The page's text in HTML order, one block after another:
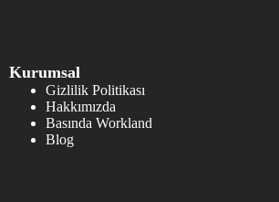
Kurumsal
Gizlilik Politikası
Hakkımızda
Basında Workland
Blog